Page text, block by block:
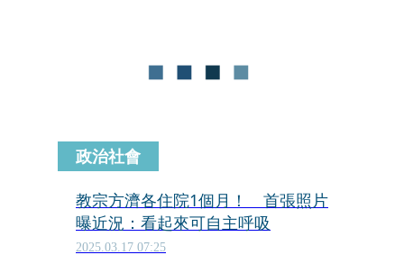
政治社會
教宗方濟各住院1個月！ 首張照片
曝近況：看起來可自主呼吸
2025.03.17 07:25